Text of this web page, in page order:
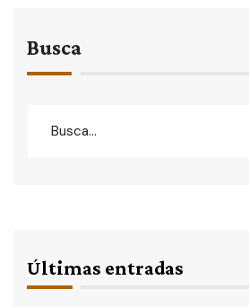
Busca
Últimas entradas